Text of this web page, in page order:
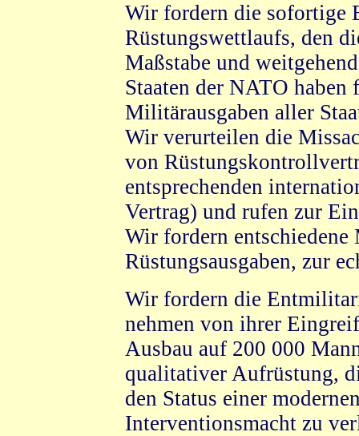
Wir fordern die sofortige
Rüstungswettlaufs, den
Maßstabe und
Staaten der NATO
Militärausgaben aller
Wir verurteilen die
von
entsprechenden
Vertrag) und rufen zur
Wir fordern entschiedene
Rüstungsausgaben, zur
Wir fordern die
nehmen von ihrer
Ausbau auf 200 000
qualitativer Aufrüstung,
den Status einer
Interventionsmacht zu